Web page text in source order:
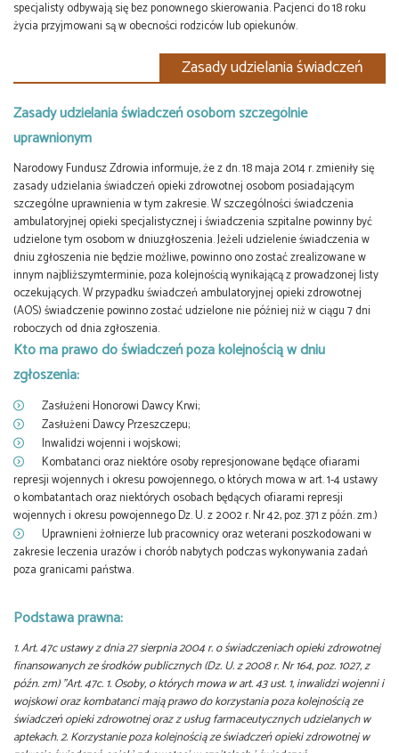
specjalisty odbywają się bez ponownego skierowania. Pacjenci do 18 roku
życia przyjmowani są w obecności rodziców lub opiekunów.
Zasady udzielania świadczeń
Zasady udzielania świadczeń osobom szczególnie
uprawnionym
Narodowy Fundusz Zdrowia informuje, że z dn. 18 maja 2014 r. zmieniły się
zasady udzielania świadczeń opieki zdrowotnej osobom posiadającym
szczególne uprawnienia w tym zakresie. W szczególności świadczenia
ambulatoryjnej opieki specjalistycznej i świadczenia szpitalne powinny być
udzielone tym osobom w dniuzgłoszenia. Jeżeli udzielenie świadczenia w
dniu zgłoszenia nie będzie możliwe, powinno ono zostać zrealizowane w
innym najbliższymterminie, poza kolejnością wynikającą z prowadzonej listy
oczekujących. W przypadku świadczeń ambulatoryjnej opieki zdrowotnej
(AOS) świadczenie powinno zostać udzielone nie później niż w ciągu 7 dni
roboczych od dnia zgłoszenia.
Kto ma prawo do świadczeń poza kolejnością w dniu
zgłoszenia:
Zasłużeni Honorowi Dawcy Krwi;
Zasłużeni Dawcy Przeszczepu;
Inwalidzi wojenni i wojskowi;
Kombatanci oraz niektóre osoby represjonowane będące ofiarami
represji wojennych i okresu powojennego, o których mowa w art. 1-4 ustawy
o kombatantach oraz niektórych osobach będących ofiarami represji
wojennych i okresu powojennego Dz. U. z 2002 r. Nr 42, poz. 371 z późn. zm.)
Uprawnieni żołnierze lub pracownicy oraz weterani poszkodowani w
zakresie leczenia urazów i chorób nabytych podczas wykonywania zadań
poza granicami państwa.
Podstawa prawna:
1. Art. 47c ustawy z dnia 27 sierpnia 2004 r. o świadczeniach opieki zdrowotnej
finansowanych ze środków publicznych (Dz. U. z 2008 r. Nr 164, poz. 1027, z
późn. zm) "Art. 47c. 1. Osoby, o których mowa w art. 43 ust. 1, inwalidzi wojenni i
wojskowi oraz kombatanci mają prawo do korzystania poza kolejnością ze
świadczeń opieki zdrowotnej oraz z usług farmaceutycznych udzielanych w
aptekach. 2. Korzystanie poza kolejnością ze świadczeń opieki zdrowotnej w